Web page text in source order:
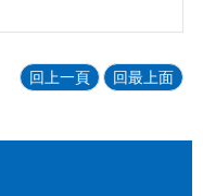
回上一頁 回最上面